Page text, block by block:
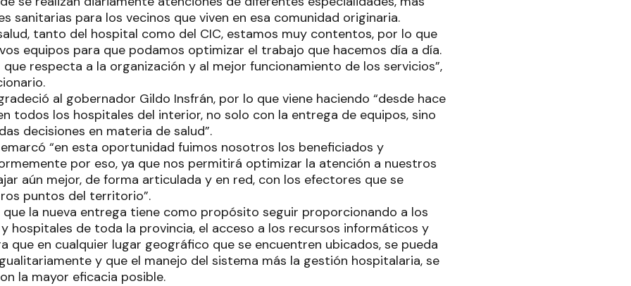
sanitarias para los vecinos que viven en esa comunidad originaria.
tanto del hospital como del CIC, estamos muy contentos, por lo que
equipos para que podamos optimizar el trabajo que hacemos día a día.
respecta a la organización y al mejor funcionamiento de los servicios”,
al gobernador Gildo Insfrán, por lo que viene haciendo “desde hace
todos los hospitales del interior, no solo con la entrega de equipos, sino
decisiones en materia de salud”.
“en esta oportunidad fuimos nosotros los beneficiados y
por eso, ya que nos permitirá optimizar la atención a nuestros
aún mejor, de forma articulada y en red, con los efectores que se
puntos del territorio”.
la nueva entrega tiene como propósito seguir proporcionando a los
hospitales de toda la provincia, el acceso a los recursos informáticos y
que en cualquier lugar geográfico que se encuentren ubicados, se pueda
y que el manejo del sistema más la gestión hospitalaria, se
la mayor eficacia posible.